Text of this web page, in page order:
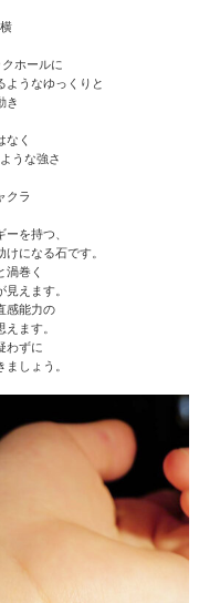
ホールに
ようなゆっくりと
き
なく
うな強さ
クラ
を持つ、
になる石です。
渦巻く
えます。
感能力の
ます。
わずに
しょう。